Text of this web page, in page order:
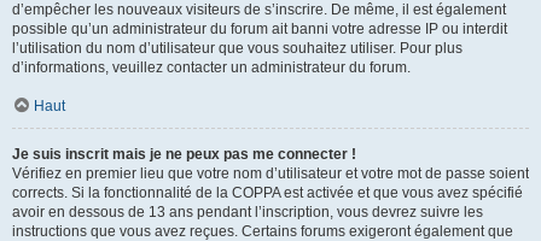
d’empêcher les nouveaux visiteurs de s’inscrire. De même, il est également
possible qu’un administrateur du forum ait banni votre adresse IP ou interdit
l’utilisation du nom d’utilisateur que vous souhaitez utiliser. Pour plus
d’informations, veuillez contacter un administrateur du forum.
Haut
Je suis inscrit mais je ne peux pas me connecter !
Vérifiez en premier lieu que votre nom d’utilisateur et votre mot de passe soient
corrects. Si la fonctionnalité de la COPPA est activée et que vous avez spécifié
avoir en dessous de 13 ans pendant l’inscription, vous devrez suivre les
instructions que vous avez reçues. Certains forums exigeront également que